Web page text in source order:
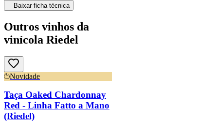
Baixar ficha técnica
Outros vinhos da
vinícola Riedel
Novidade
Taça Oaked Chardonnay
Red - Linha Fatto a Mano
(Riedel)